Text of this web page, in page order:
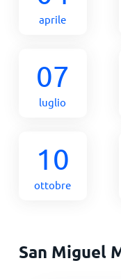
aprile
07
luglio
10
ottobre
San Miguel